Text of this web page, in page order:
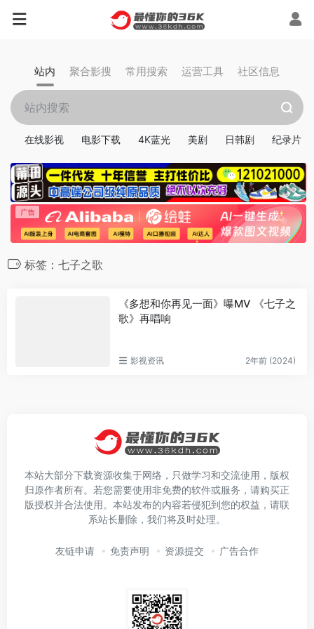
站内 聚合影搜 常用搜索 运营工具 社区信息
在线影视 电影下载 4K蓝光 美剧 日韩剧 纪录片
标签：七子之歌
《多想和你再见一面》曝MV 《七子之
歌》再唱响
影视资讯 2年前 (2024)
本站大部分下载资源收集于网络，只做学习和交流使用，版权
归原作者所有。若您需要使用非免费的软件或服务，请购买正
版授权并合法使用。本站发布的内容若侵犯到您的权益，请联
系站长删除，我们将及时处理。
友链申请 免责声明 资源提交 广告合作